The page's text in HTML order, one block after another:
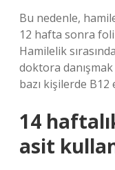
Bu nedenle,
12 hafta sonra
Hamilelik
doktora
bazı kişilerde
14
asit